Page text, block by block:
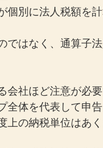
別に法人税額を
ではなく、通算子
社ほど注意が必要
全体を代表して申
の納税単位はあく